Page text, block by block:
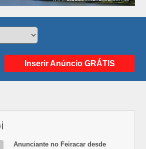
Inserir Anúncio GRÁTIS
Anunciante no Feiracar desde